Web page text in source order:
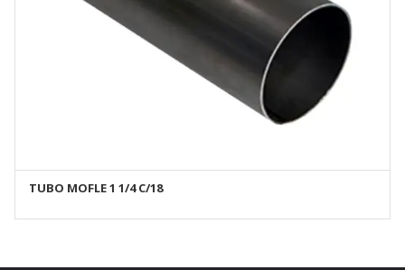
TUBO MOFLE 1 1/4 C/18